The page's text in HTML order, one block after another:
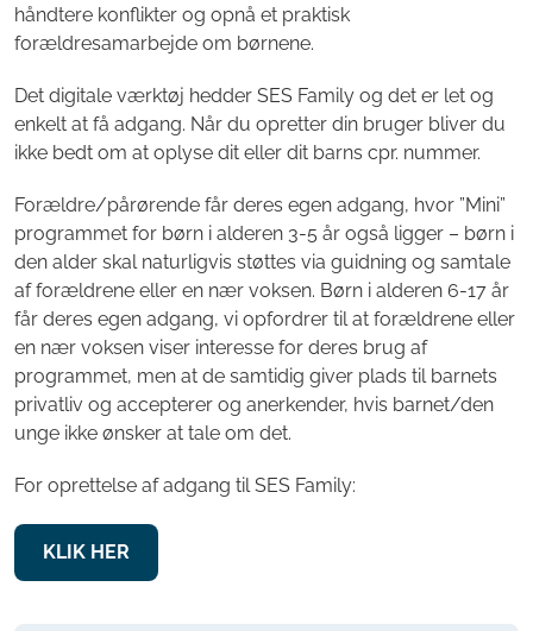
håndtere konflikter og opnå et praktisk
forældresamarbejde om børnene.
Det digitale værktøj hedder SES Family og det er let og
enkelt at få adgang. Når du opretter din bruger bliver du
ikke bedt om at oplyse dit eller dit barns cpr. nummer.
Forældre/pårørende får deres egen adgang, hvor ”Mini”
programmet for børn i alderen 3-5 år også ligger – børn i
den alder skal naturligvis støttes via guidning og samtale
af forældrene eller en nær voksen. Børn i alderen 6-17 år
får deres egen adgang, vi opfordrer til at forældrene eller
en nær voksen viser interesse for deres brug af
programmet, men at de samtidig giver plads til barnets
privatliv og accepterer og anerkender, hvis barnet/den
unge ikke ønsker at tale om det.
For oprettelse af adgang til SES Family:
KLIK HER